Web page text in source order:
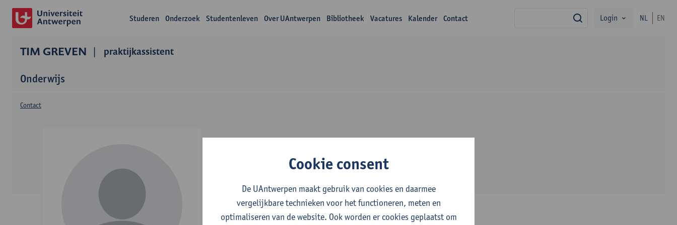
Studeren Onderzoek Studentenleven Over UAntwerpen Bibliotheek Vacatures Kalender Contact zoekLogin NL EN
TIM GREVEN praktijkassistent
Onderwijs
Over Tim Greven
Contact
Cookie consent
De UAntwerpen maakt gebruik van cookies en daarmee
vergelijkbare technieken voor het functioneren, meten en
optimaliseren van de website. Ook worden er cookies geplaatst om